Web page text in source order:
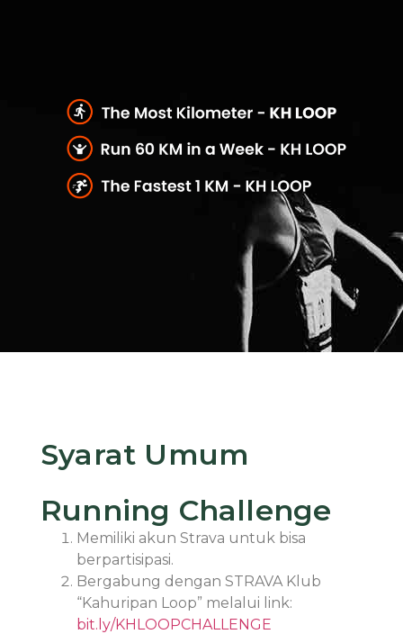
Syarat Umum
Running Challenge
Memiliki akun Strava untuk bisa
berpartisipasi.
Bergabung dengan STRAVA Klub
“Kahuripan Loop” melalui link:
bit.ly/KHLOOPCHALLENGE